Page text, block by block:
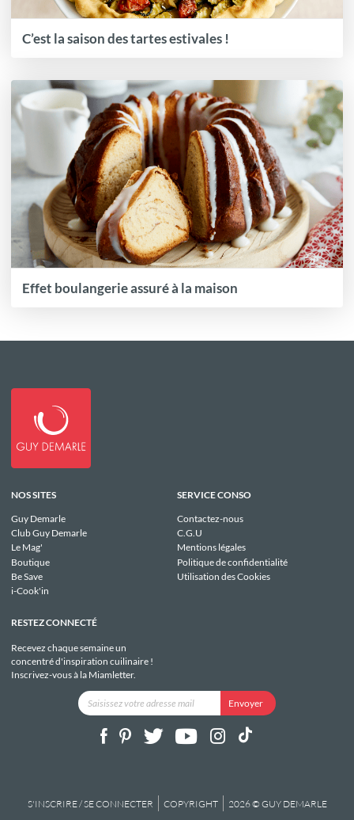
C’est la saison des tartes estivales !
Effet boulangerie assuré à la maison
NOS SITES
Guy Demarle
Club Guy Demarle
Le Mag'
Boutique
Be Save
i-Cook'in
SERVICE CONSO
Contactez-nous
C.G.U
Mentions légales
Politique de confidentialité
Utilisation des Cookies
RESTEZ CONNECTÉ
Recevez chaque semaine un
concentré d'inspiration cuilinaire !
Inscrivez-vous à la Miamletter.
S'INSCRIRE / SE CONNECTER COPYRIGHT 2026 © GUY DEMARLE